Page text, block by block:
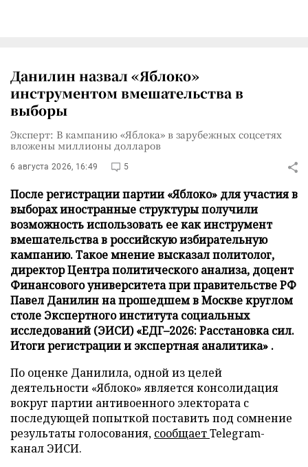
Данилин назвал «Яблоко»
инструментом вмешательства в
выборы
Эксперт: В кампанию «Яблока» в зарубежных соцсетях
вложены миллионы долларов
6 августа 2026, 16:49 5
После регистрации партии «Яблоко» для участия в
выборах иностранные структуры получили
возможность использовать ее как инструмент
вмешательства в российскую избирательную
кампанию. Такое мнение высказал политолог,
директор Центра политического анализа, доцент
Финансового университета при правительстве РФ
Павел Данилин на прошедшем в Москве круглом
столе Экспертного института социальных
исследований (ЭИСИ) «ЕДГ–2026: Расстановка сил.
Итоги регистрации и экспертная аналитика» .
По оценке Данилила, одной из целей
деятельности «Яблоко» является консолидация
вокруг партии антивоенного электората с
последующей попыткой поставить под сомнение
результаты голосования, сообщаетTelegram-
канал ЭИСИ.